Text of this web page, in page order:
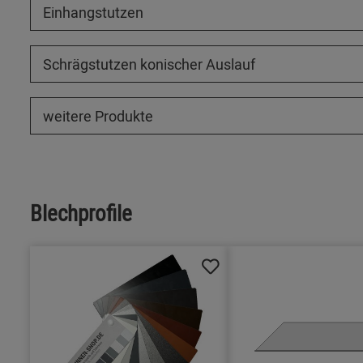
Einhangstutzen
Schrägstutzen konischer Auslauf
weitere Produkte
Blechprofile